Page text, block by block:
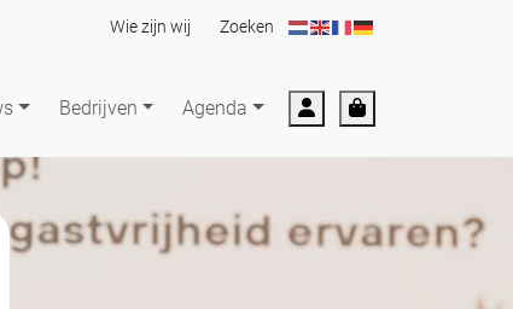
Wie zijn wij Zoeken
Bedrijven Agenda AccountCart